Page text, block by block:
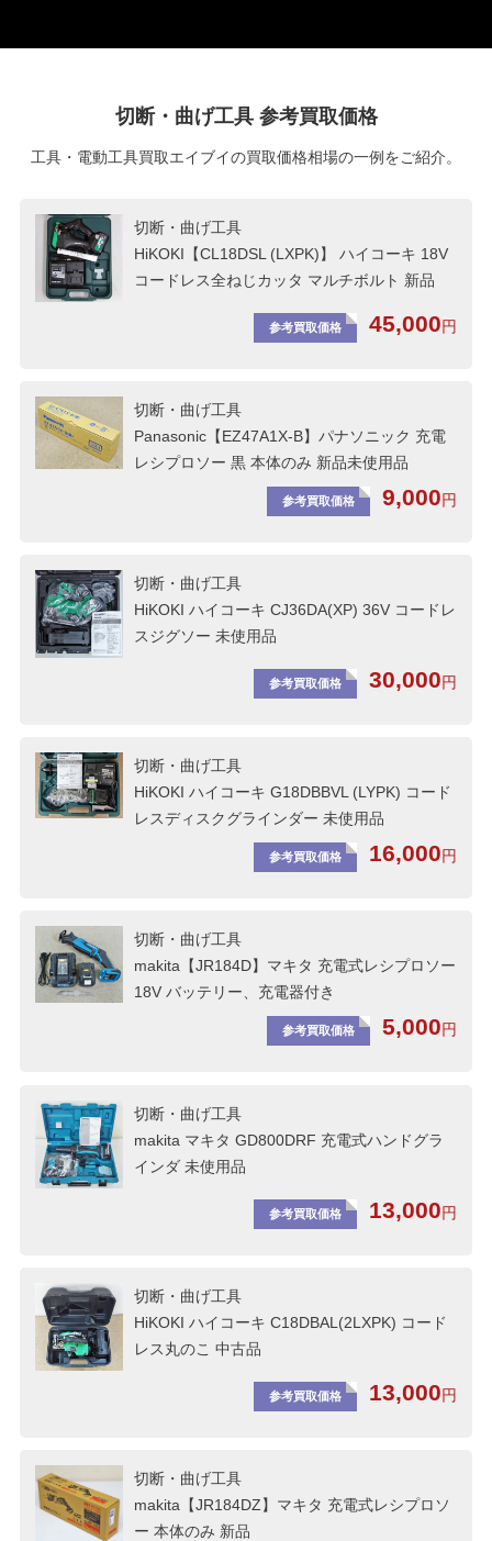
切断・曲げ工具 参考買取価格
工具・電動工具買取エイブイの買取価格相場の一例をご紹介。
切断・曲げ工具
HiKOKI【CL18DSL (LXPK)】 ハイコーキ 18V
コードレス全ねじカッタ マルチボルト 新品
参考買取価格 45,000円
切断・曲げ工具
Panasonic【EZ47A1X-B】パナソニック 充電
レシプロソー 黒 本体のみ 新品未使用品
参考買取価格 9,000円
切断・曲げ工具
HiKOKI ハイコーキ CJ36DA(XP) 36V コードレ
スジグソー 未使用品
参考買取価格 30,000円
切断・曲げ工具
HiKOKI ハイコーキ G18DBBVL (LYPK) コード
レスディスクグラインダー 未使用品
参考買取価格 16,000円
切断・曲げ工具
makita【JR184D】マキタ 充電式レシプロソー
18V バッテリー、充電器付き
参考買取価格 5,000円
切断・曲げ工具
makita マキタ GD800DRF 充電式ハンドグラ
インダ 未使用品
参考買取価格 13,000円
切断・曲げ工具
HiKOKI ハイコーキ C18DBAL(2LXPK) コード
レス丸のこ 中古品
参考買取価格 13,000円
切断・曲げ工具
makita【JR184DZ】マキタ 充電式レシプロソ
ー 本体のみ 新品